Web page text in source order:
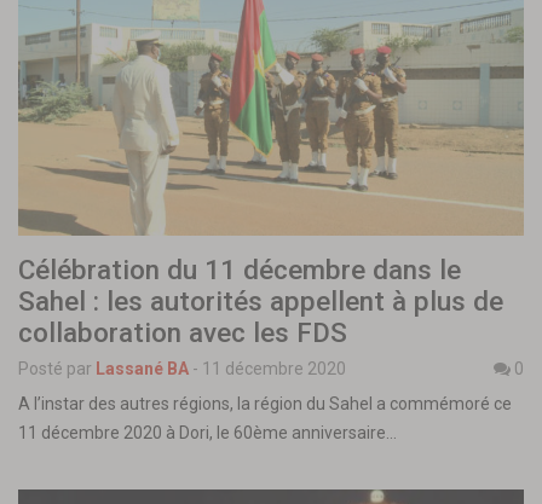
Célébration du 11 décembre dans le
Sahel : les autorités appellent à plus de
collaboration avec les FDS
Posté par Lassané BA - 11 décembre 2020
0
A l’instar des autres régions, la région du Sahel a commémoré ce
11 décembre 2020 à Dori, le 60ème anniversaire…